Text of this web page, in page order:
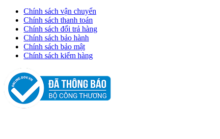
Chính sách vận chuyển
Chính sách thanh toán
Chính sách đổi trả hàng
Chính sách bảo hành
Chính sách bảo mật
Chính sách kiểm hàng